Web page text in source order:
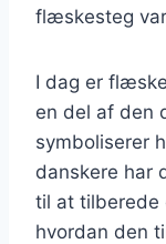
flæskesteg
I dag er
en del af den
symboliserer
danskere har
til at
hvordan den